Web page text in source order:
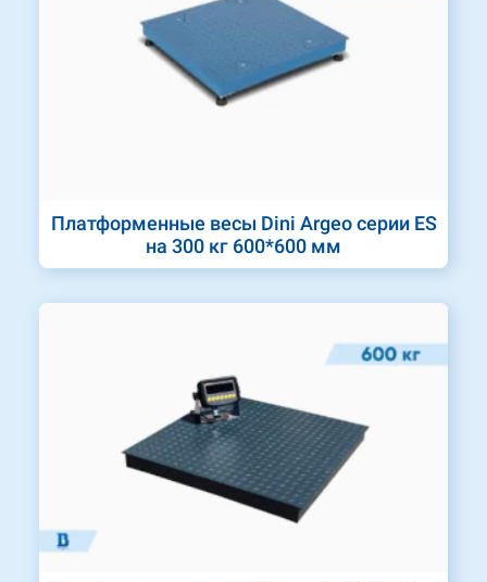
Платформенные весы Dini Argeo серии ES
на 300 кг 600*600 мм